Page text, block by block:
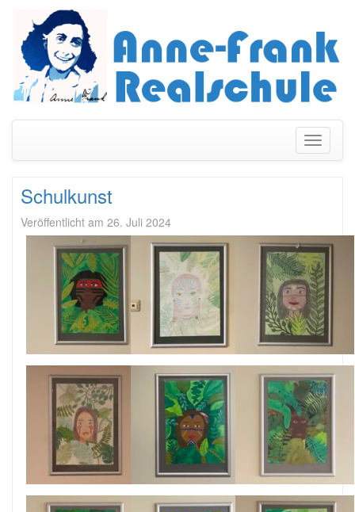
Schulkunst
Veröffentlicht am 26. Juli 2024